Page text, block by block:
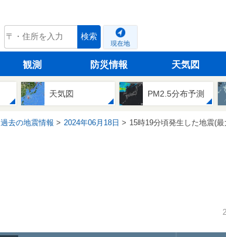
tenki.jp 検索
現在地
観測 防災情報 天気図
天気図 PM2.5分布予測
過去の地震情報 2024年06月18日 15時19分頃発生した地震(